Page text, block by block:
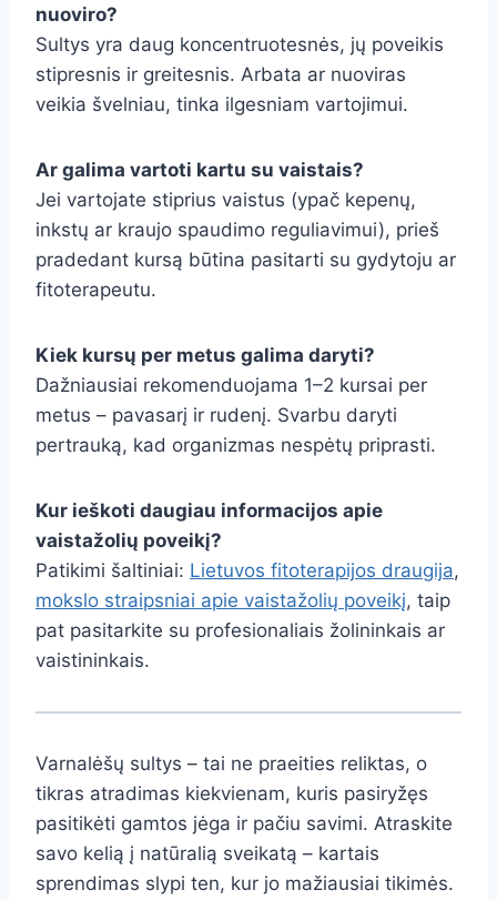
nuoviro?
Sultys yra daug koncentruotesnės, jų poveikis
stipresnis ir greitesnis. Arbata ar nuoviras
veikia švelniau, tinka ilgesniam vartojimui.
Ar galima vartoti kartu su vaistais?
Jei vartojate stiprius vaistus (ypač kepenų,
inkstų ar kraujo spaudimo reguliavimui), prieš
pradedant kursą būtina pasitarti su gydytoju ar
fitoterapeutu.
Kiek kursų per metus galima daryti?
Dažniausiai rekomenduojama 1–2 kursai per
metus – pavasarį ir rudenį. Svarbu daryti
pertrauką, kad organizmas nespėtų priprasti.
Kur ieškoti daugiau informacijos apie
vaistažolių poveikį?
Patikimi šaltiniai: Lietuvos fitoterapijos draugija,
mokslo straipsniai apie vaistažolių poveikį, taip
pat pasitarkite su profesionaliais žolininkais ar
vaistininkais.
Varnalėšų sultys – tai ne praeities reliktas, o
tikras atradimas kiekvienam, kuris pasiryžęs
pasitikėti gamtos jėga ir pačiu savimi. Atraskite
savo kelią į natūralią sveikatą – kartais
sprendimas slypi ten, kur jo mažiausiai tikimės.